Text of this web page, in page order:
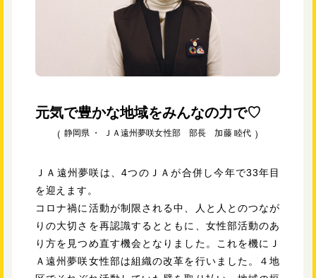
元気で豊かな地域をみんなの力で♡
静岡県 ・ ＪＡ遠州夢咲女性部 部長 加藤 睦代
ＪＡ遠州夢咲は、4つのＪＡが合併し今年で33年目
を迎えます。
コロナ禍に活動が制限される中、人と人とのつなが
りの大切さを再認識するとともに、女性部活動のあ
り方を見つめ直す機会となりました。これを機にＪ
Ａ遠州夢咲女性部は組織の改革を行いました。４地